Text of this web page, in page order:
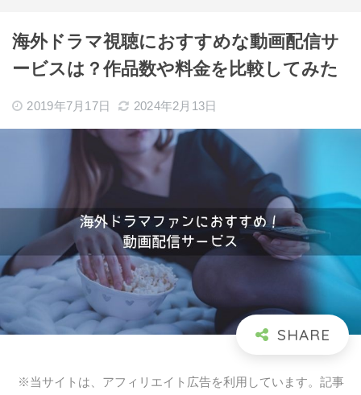
海外ドラマ視聴におすすめな動画配信サ
ービスは？作品数や料金を比較してみた
2019年7月17日 2024年2月13日
※当サイトは、アフィリエイト広告を利用しています。記事